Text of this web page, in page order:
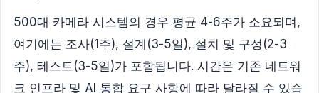
500대 카메라 시스템의 경우 평균 4-6주가 소요되며,
여기에는 조사(1주), 설계(3-5일), 설치 및 구성(2-3
주), 테스트(3-5일)가 포함됩니다. 시간은 기존 네트워
크 인프라 및 AI 통합 요구 사항에 따라 달라질 수 있습